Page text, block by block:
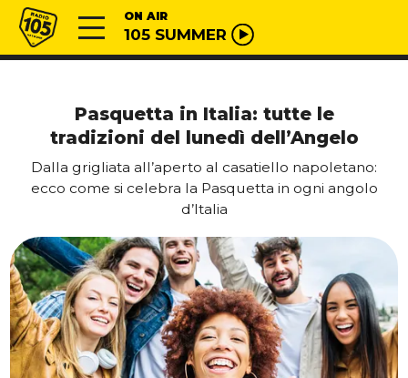
Vai al contenuto
Radio 105 ON AIR
105 SUMMER
Pasquetta in Italia: tutte le
tradizioni del lunedì dell’Angelo
Dalla grigliata all’aperto al casatiello napoletano:
ecco come si celebra la Pasquetta in ogni angolo
d’Italia